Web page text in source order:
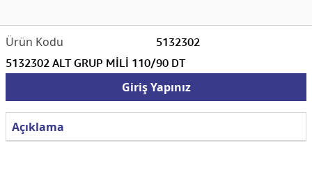
5132302
5132302 ALT GRUP MİLİ 110/90 DT
Giriş Yapınız
Açıklama